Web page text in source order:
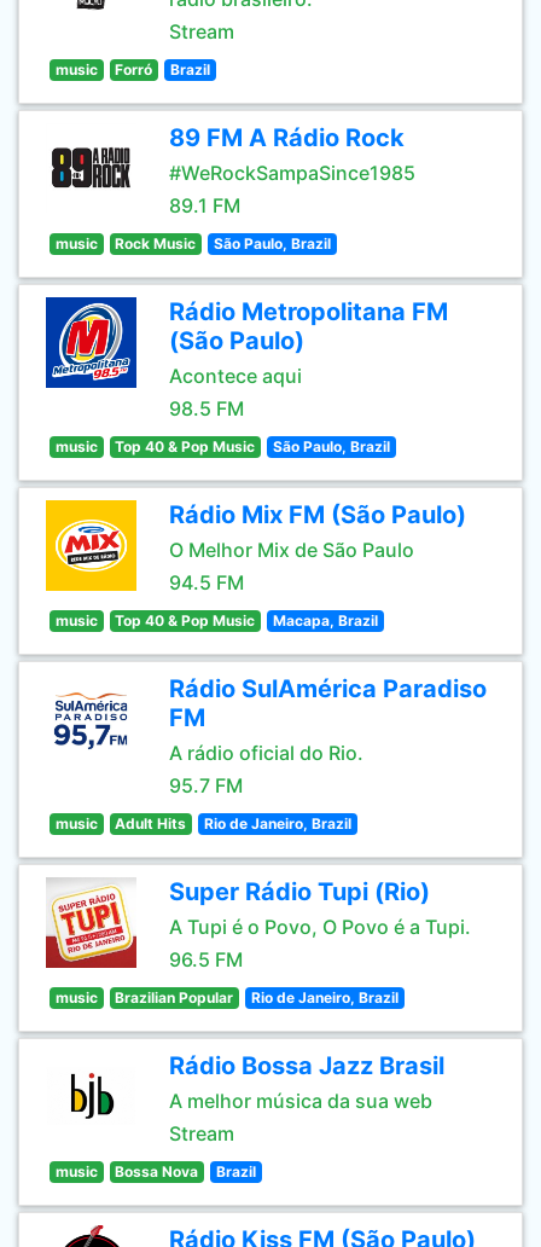
Stream
music Forró Brazil
89 FM A Rádio Rock
#WeRockSampaSince1985
89.1 FM
music Rock Music São Paulo, Brazil
Rádio Metropolitana FM
(São Paulo)
Acontece aqui
98.5 FM
music Top 40 & Pop Music São Paulo, Brazil
Rádio Mix FM (São Paulo)
O Melhor Mix de São Paulo
94.5 FM
music Top 40 & Pop Music Macapa, Brazil
Rádio SulAmérica Paradiso
FM
A rádio oficial do Rio.
95.7 FM
music Adult Hits Rio de Janeiro, Brazil
Super Rádio Tupi (Rio)
A Tupi é o Povo, O Povo é a Tupi.
96.5 FM
music Brazilian Popular Rio de Janeiro, Brazil
Rádio Bossa Jazz Brasil
A melhor música da sua web
Stream
music Bossa Nova Brazil
Rádio Kiss FM (São Paulo)